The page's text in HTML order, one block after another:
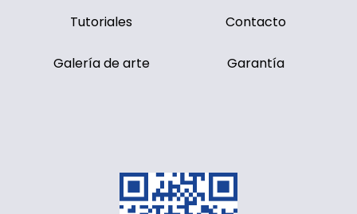
Tutoriales
Galería de arte
Contacto
Garantía